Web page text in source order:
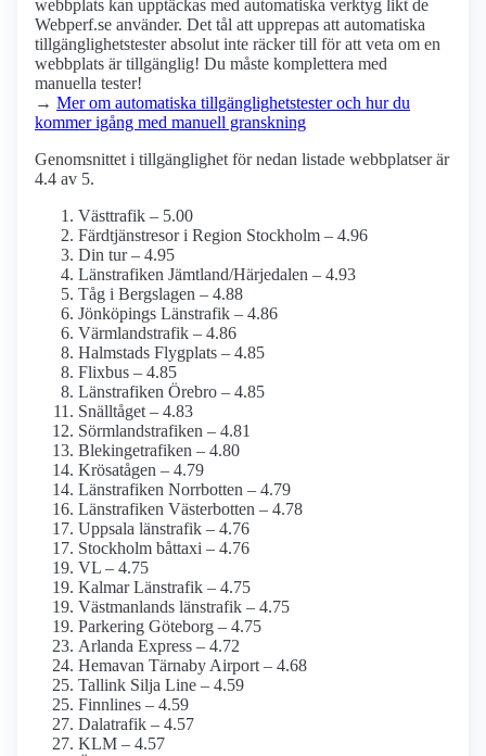
webbplats kan upptäckas med automatiska verktyg likt de
Webperf.se använder. Det tål att upprepas att automatiska
tillgänglighets­tester absolut inte räcker till för att veta om en
webbplats är tillgänglig! Du måste komplettera med
manuella tester!
→ Mer om automatiska tillgänglighets­tester och hur du
kommer igång med manuell granskning
Genomsnittet i tillgänglighet för nedan listade webbplatser är
4.4 av 5.
Västtrafik – 5.00
Färdtjänstresor i Region Stockholm – 4.96
Din tur – 4.95
Länstrafiken Jämtland/Härjedalen – 4.93
Tåg i Bergslagen – 4.88
Jönköpings Länstrafik – 4.86
Värmlandstrafik – 4.86
Halmstads Flygplats – 4.85
Flixbus – 4.85
Länstrafiken Örebro – 4.85
Snälltåget – 4.83
Sörmlandstrafiken – 4.81
Blekingetrafiken – 4.80
Krösatågen – 4.79
Länstrafiken Norrbotten – 4.79
Länstrafiken Västerbotten – 4.78
Uppsala länstrafik – 4.76
Stockholm båttaxi – 4.76
VL – 4.75
Kalmar Länstrafik – 4.75
Västmanlands länstrafik – 4.75
Parkering Göteborg – 4.75
Arlanda Express – 4.72
Hemavan Tärnaby Airport – 4.68
Tallink Silja Line – 4.59
Finnlines – 4.59
Dalatrafik – 4.57
KLM – 4.57